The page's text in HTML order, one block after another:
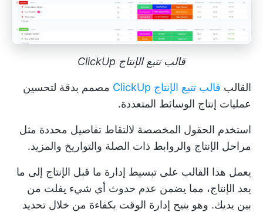
قالب تتبع الإنتاج ClickUp
القالب قالب تتبع الإنتاج ClickUp
مصمم بدقة لتحسين
عمليات إنتاج الوسائط المتعددة.
استخدم الحقول المخصصة لالتقاط تفاصيل محددة مثل
مراحل الإنتاج والروابط ذات الصلة والتواريخ والمزيد.
يعمل هذا القالب على تبسيط إدارة ما قبل الإنتاج إلى ما
بعد الإنتاج، مما يضمن عدم حدوث أي شيء يفلت من
بين يديك. وهو يتيح إدارة الوقت بكفاءة من خلال تحديد